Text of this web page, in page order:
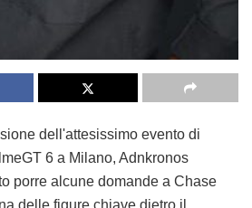
dell'attesissimo evento di
6 a Milano, Adnkronos
porre alcune domande a Chase